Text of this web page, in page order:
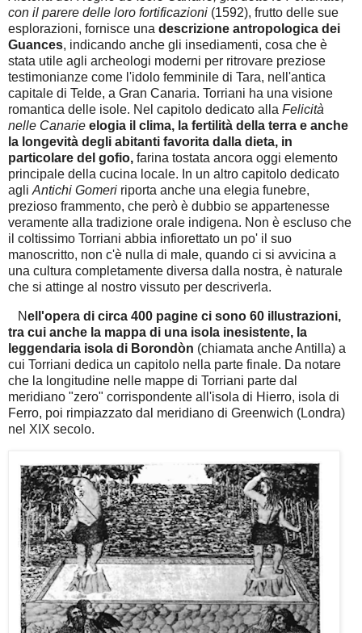
con il parere delle loro fortificazioni (1592), frutto delle sue
esplorazioni, fornisce una descrizione antropologica dei
Guances, indicando anche gli insediamenti, cosa che è
stata utile agli archeologi moderni per ritrovare preziose
testimonianze come l'idolo femminile di Tara, nell'antica
capitale di Telde, a Gran Canaria. Torriani ha una visione
romantica delle isole. Nel capitolo dedicato alla Felicità
nelle Canarie elogia il clima, la fertilità della terra e anche
la longevità degli abitanti favorita dalla dieta, in
particolare del gofio, farina tostata ancora oggi elemento
principale della cucina locale. In un altro capitolo dedicato
agli Antichi Gomeri riporta anche una elegia funebre,
prezioso frammento, che però è dubbio se appartenesse
veramente alla tradizione orale indigena. Non è escluso che
il coltissimo Torriani abbia infiorettato un po' il suo
manoscritto, non c'è nulla di male, quando ci si avvicina a
una cultura completamente diversa dalla nostra, è naturale
che si attinge al nostro vissuto per descriverla.
Nell'opera di circa 400 pagine ci sono 60 illustrazioni,
tra cui anche la mappa di una isola inesistente, la
leggendaria isola di Borondòn (chiamata anche Antilla) a
cui Torriani dedica un capitolo nella parte finale. Da notare
che la longitudine nelle mappe di Torriani parte dal
meridiano "zero" corrispondente all'isola di Hierro, isola di
Ferro, poi rimpiazzato dal meridiano di Greenwich (Londra)
nel XIX secolo.